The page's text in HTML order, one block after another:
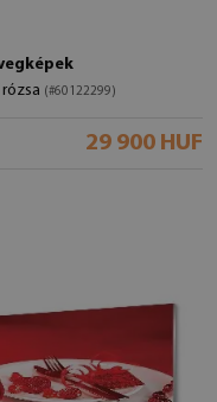
(#60122299)
29 900 HUF